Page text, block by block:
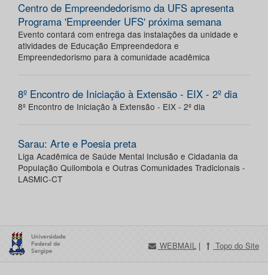
Centro de Empreendedorismo da UFS apresenta
Programa 'Empreender UFS' próxima semana
Evento contará com entrega das instalações da unidade e
atividades de Educação Empreendedora e
Empreendedorismo para à comunidade acadêmica
8º Encontro de Iniciação à Extensão - EIX - 2º dia
8º Encontro de Iniciação à Extensão - EIX - 2º dia
Sarau: Arte e Poesia preta
Liga Acadêmica de Saúde Mental Inclusão e Cidadania da
População Quilombola e Outras Comunidades Tradicionais -
LASMIC-CT
WEBMAIL | Topo do Site